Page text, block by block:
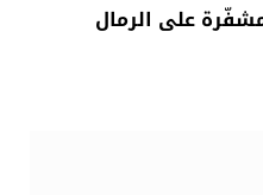
على الرمال